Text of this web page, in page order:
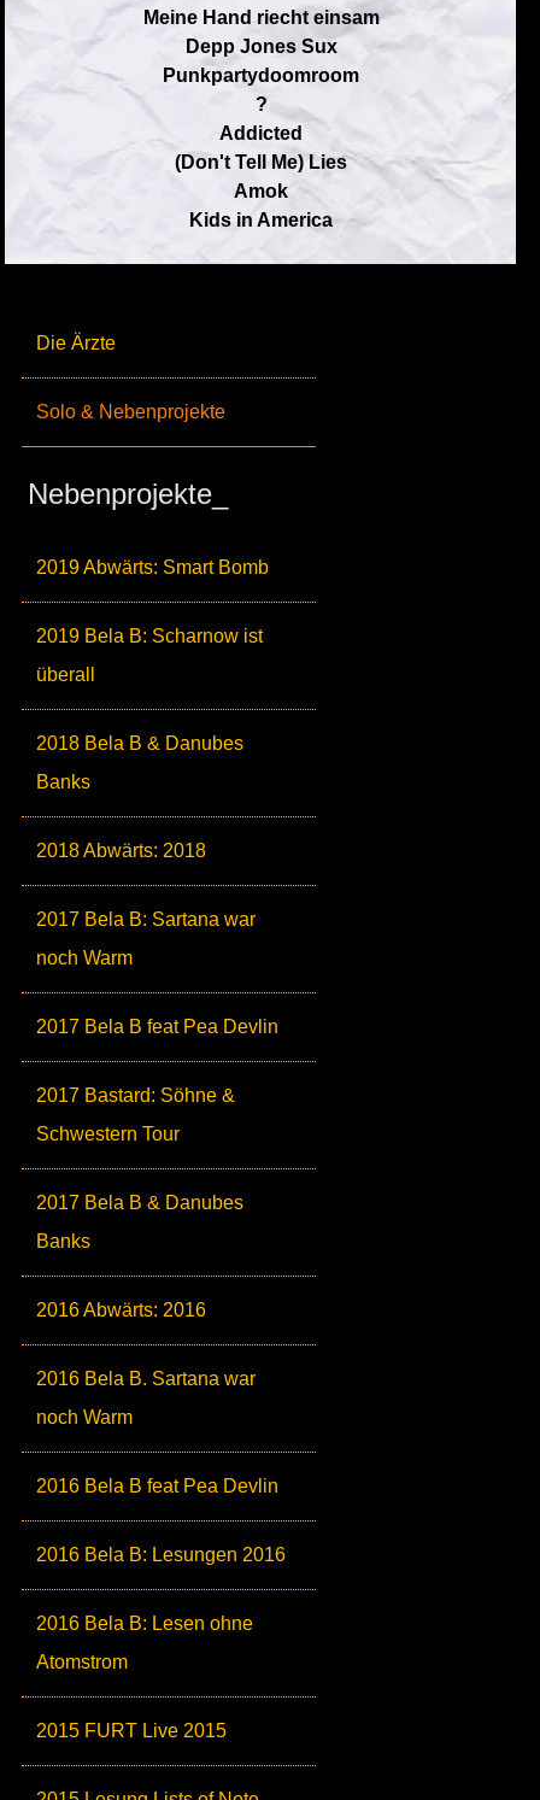
Die Ärzte
Solo & Nebenprojekte
Nebenprojekte_
2019 Abwärts: Smart Bomb
2019 Bela B: Scharnow ist
überall
2018 Bela B & Danubes
Banks
2018 Abwärts: 2018
2017 Bela B: Sartana war
noch Warm
2017 Bela B feat Pea Devlin
2017 Bastard: Söhne &
Schwestern Tour
2017 Bela B & Danubes
Banks
2016 Abwärts: 2016
2016 Bela B. Sartana war
noch Warm
2016 Bela B feat Pea Devlin
2016 Bela B: Lesungen 2016
2016 Bela B: Lesen ohne
Atomstrom
2015 FURT Live 2015
Meine Hand riecht einsam
Depp Jones Sux
Punkpartydoomroom
?
Addicted
(Don't Tell Me) Lies
Amok
Kids in America